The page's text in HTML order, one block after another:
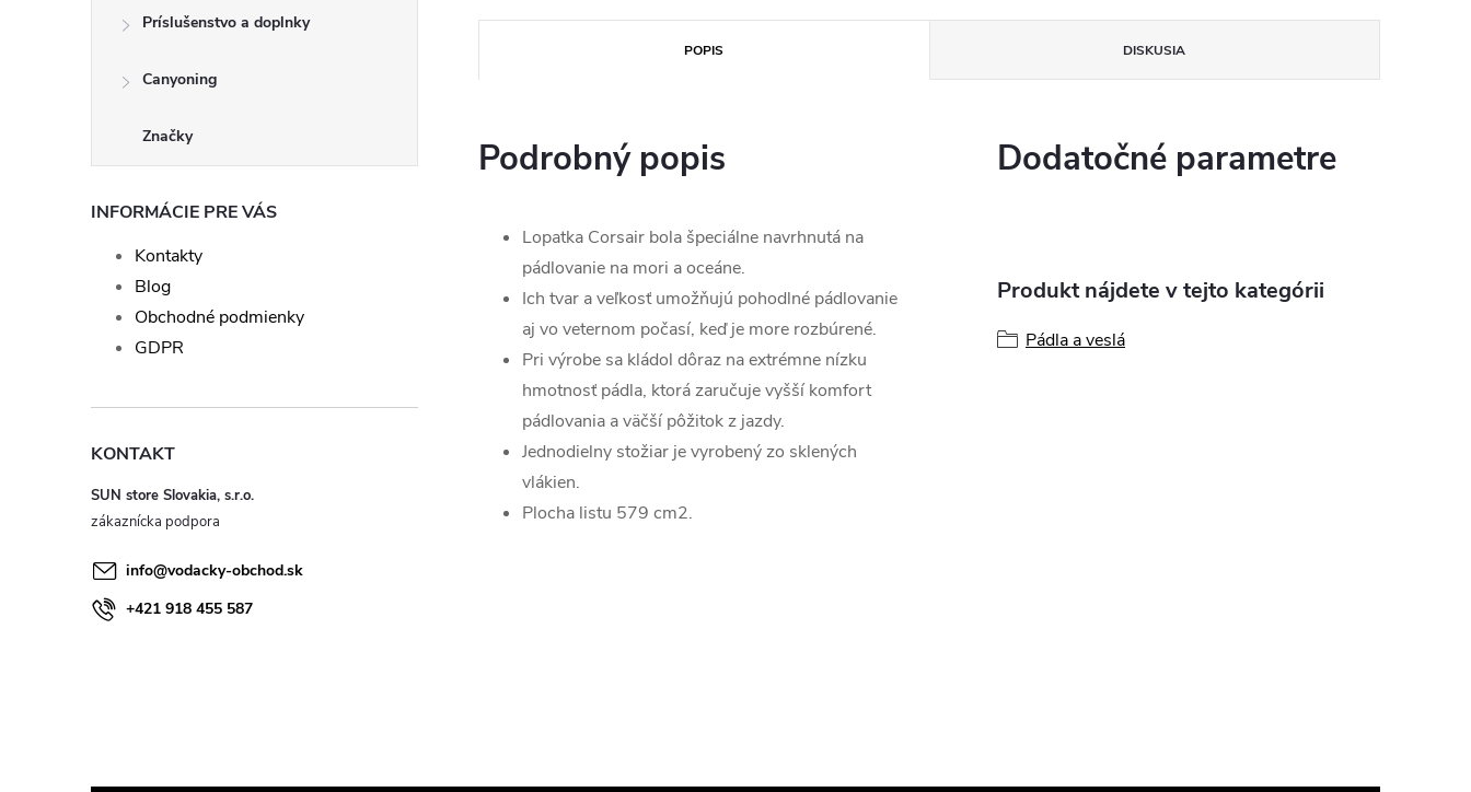
Príslušenstvo a doplnky
Canyoning
Značky
INFORMÁCIE PRE VÁS
Kontakty
Blog
Obchodné podmienky
GDPR
KONTAKT
SUN store Slovakia, s.r.o.
info@vodacky-obchod.sk
+421 918 455 587
POPIS DISKUSIA
Podrobný popis
Lopatka Corsair bola špeciálne navrhnutá na
pádlovanie na mori a oceáne.
Ich tvar a veľkosť umožňujú pohodlné pádlovanie
aj vo veternom počasí, keď je more rozbúrené.
Pri výrobe sa kládol dôraz na extrémne nízku
hmotnosť pádla, ktorá zaručuje vyšší komfort
pádlovania a väčší pôžitok z jazdy.
Jednodielny stožiar je vyrobený zo sklených
vlákien.
Plocha listu 579 cm2.
Dodatočné parametre
Produkt nájdete v tejto kategórii
Pádla a veslá